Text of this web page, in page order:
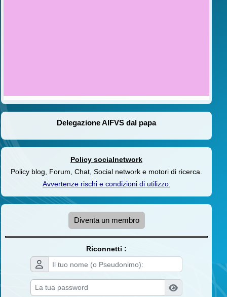
Delegazione AIFVS dal papa
Policy socialnetwork
Policy blog, Forum, Chat, Social network e motori di ricerca.
Avvertenze rischi e condizioni di utilizzo.
Diventa un membro
Riconnetti :